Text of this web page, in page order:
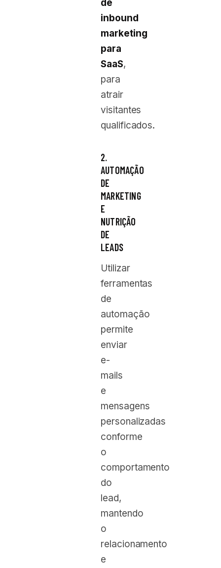
de
inbound
marketing
para
SaaS,
para
atrair
visitantes
qualificados.
2.
AUTOMAÇÃO
DE
MARKETING
E
NUTRIÇÃO
DE
LEADS
Utilizar
ferramentas
de
automação
permite
enviar
e-
mails
e
mensagens
personalizadas
conforme
o
comportamento
do
lead,
mantendo
o
relacionamento
e